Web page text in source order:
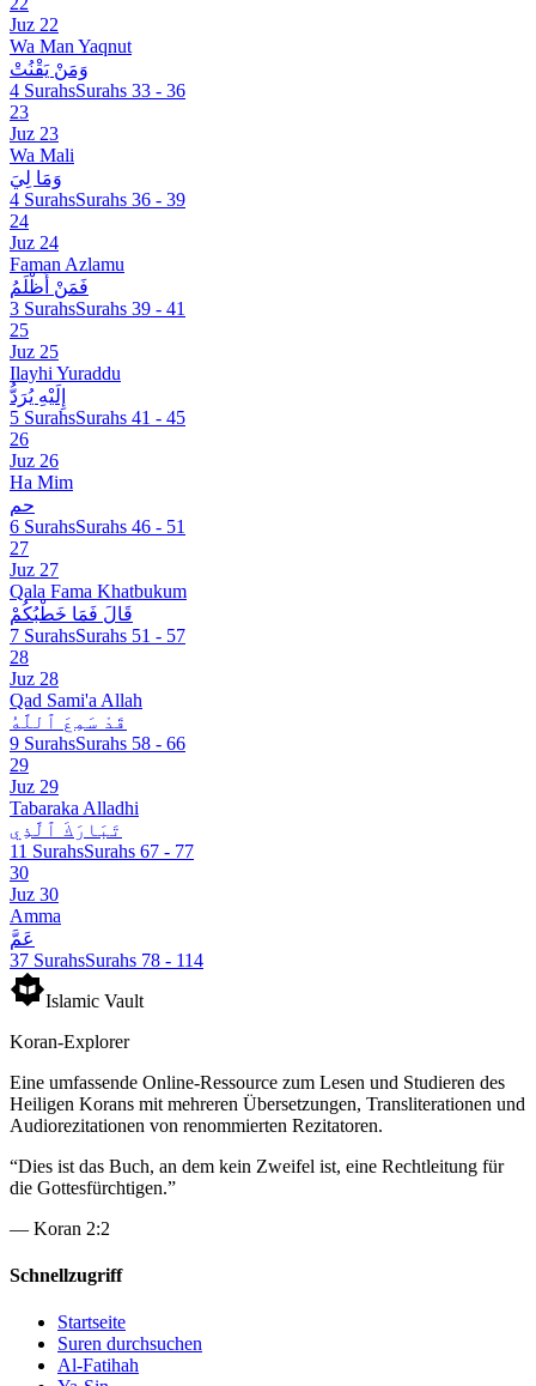
Juz 22
Wa Man Yaqnut
وَمَنْ يَقْنُتْ
4 SurahsSurahs 33 - 36
23
Juz 23
Wa Mali
وَمَا لِيَ
4 SurahsSurahs 36 - 39
24
Juz 24
Faman Azlamu
فَمَنْ أَظْلَمُ
3 SurahsSurahs 39 - 41
25
Juz 25
Ilayhi Yuraddu
إِلَيْهِ يُرَدُّ
5 SurahsSurahs 41 - 45
26
Juz 26
Ha Mim
حم
6 SurahsSurahs 46 - 51
27
Juz 27
Qala Fama Khatbukum
قَالَ فَمَا خَطْبُكُمْ
7 SurahsSurahs 51 - 57
28
Juz 28
Qad Sami'a Allah
قَدْ سَمِعَ ٱللَّهُ
9 SurahsSurahs 58 - 66
29
Juz 29
Tabaraka Alladhi
تَبَارَكَ ٱلَّذِي
11 SurahsSurahs 67 - 77
30
Juz 30
Amma
عَمَّ
37 SurahsSurahs 78 - 114
Islamic Vault
Koran-Explorer
Eine umfassende Online-Ressource zum Lesen und Studieren des
Heiligen Korans mit mehreren Übersetzungen, Transliterationen und
Audiorezitationen von renommierten Rezitatoren.
“Dies ist das Buch, an dem kein Zweifel ist, eine Rechtleitung für
die Gottesfürchtigen.”
— Koran 2:2
Schnellzugriff
Startseite
Suren durchsuchen
Al-Fatihah